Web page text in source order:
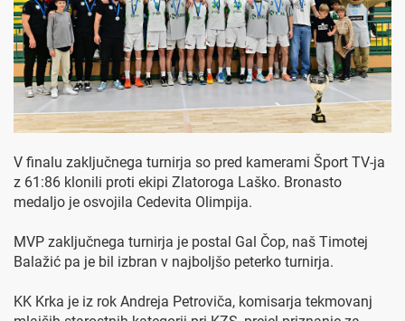
V finalu zaključnega turnirja so pred kamerami Šport TV-ja
z 61:86 klonili proti ekipi Zlatoroga Laško. Bronasto
medaljo je osvojila Cedevita Olimpija.
MVP zaključnega turnirja je postal Gal Čop, naš Timotej
Balažić pa je bil izbran v najboljšo peterko turnirja.
KK Krka je iz rok Andreja Petroviča, komisarja tekmovanj